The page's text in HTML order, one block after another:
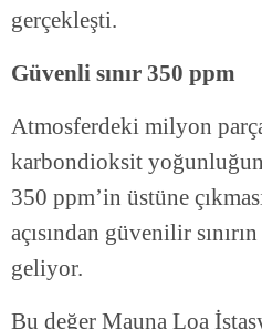
gerçekleşti.
Güvenli sınır 350 ppm
Atmosferdeki milyon
karbondioksit
350 ppm’in üstüne
açısından güvenilir sınırın
geliyor.
Bu değer Mauna Loa